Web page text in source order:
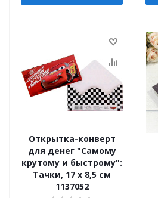
Открытка-конверт
для денег "Самому
крутому и быстрому":
Тачки, 17 х 8,5 см
1137052